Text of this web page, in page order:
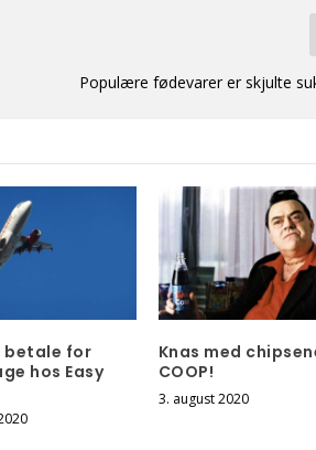
Populære fødevarer er skjulte
betale for
hos Easy
Knas med
COOP!
3. august 2020